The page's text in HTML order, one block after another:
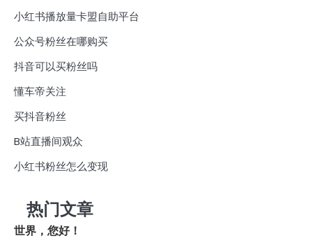
小红书播放量卡盟自助平台
公众号粉丝在哪购买
抖音可以买粉丝吗
懂车帝关注
买抖音粉丝
B站直播间观众
小红书粉丝怎么变现
热门文章
世界，您好！